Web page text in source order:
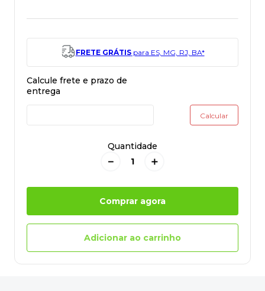
FRETE GRÁTISpara ES, MG, RJ, BA*
Quantidade
＋
－
Comprar agora
Adicionar ao carrinho